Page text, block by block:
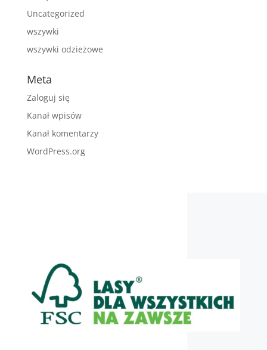
Uncategorized
wszywki
wszywki odzieżowe
Meta
Zaloguj się
Kanał wpisów
Kanał komentarzy
WordPress.org